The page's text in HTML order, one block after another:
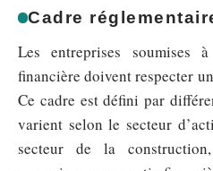
Cadre
Les entreprises soumises
financière doivent respecter
Ce cadre est défini par
varient selon le secteur
secteur de la